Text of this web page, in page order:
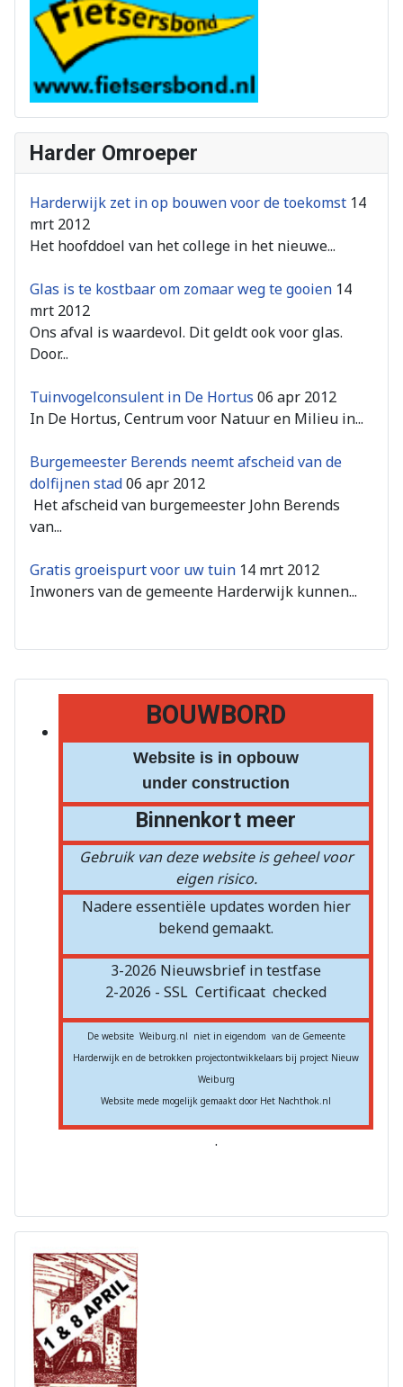
BOUWBORD
Website is in opbouw
under construction
Binnenkort meer
Gebruik van deze website is geheel voor
eigen risico.
Nadere essentiële updates worden hier
bekend gemaakt.
3-2026 Nieuwsbrief in testfase
2-2026 - SSL Certificaat checked
De website Weiburg.nl niet in eigendom van de Gemeente
Harderwijk en de betrokken projectontwikkelaars bij project Nieuw
Weiburg
Website mede mogelijk gemaakt door Het Nachthok.nl
.
Harder Omroeper
Harderwijk zet in op bouwen voor de toekomst 14
mrt 2012
Het hoofddoel van het college in het nieuwe...
Glas is te kostbaar om zomaar weg te gooien 14
mrt 2012
Ons afval is waardevol. Dit geldt ook voor glas.
Door...
Tuinvogelconsulent in De Hortus 06 apr 2012
In De Hortus, Centrum voor Natuur en Milieu in...
Burgemeester Berends neemt afscheid van de
dolfijnen stad06 apr 2012
Het afscheid van burgemeester John Berends
van...
Gratis groeispurt voor uw tuin 14 mrt 2012
Inwoners van de gemeente Harderwijk kunnen...